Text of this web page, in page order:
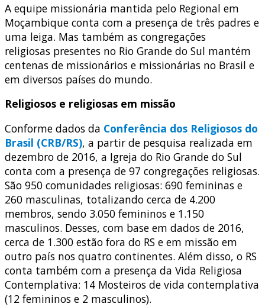
A equipe missionária mantida pelo Regional em
Moçambique conta com a presença de três padres e
uma leiga. Mas também as congregações
religiosas presentes no Rio Grande do Sul mantém
centenas de missionários e missionárias no Brasil e
em diversos países do mundo.
Religiosos e religiosas em missão
Conforme dados da Conferência dos Religiosos do
Brasil (CRB/RS), a partir de pesquisa realizada em
dezembro de 2016, a Igreja do Rio Grande do Sul
conta com a presença de 97 congregações religiosas.
São 950 comunidades religiosas: 690 femininas e
260 masculinas, totalizando cerca de 4.200
membros, sendo 3.050 femininos e 1.150
masculinos. Desses, com base em dados de 2016,
cerca de 1.300 estão fora do RS e em missão em
outro país nos quatro continentes. Além disso, o RS
conta também com a presença da Vida Religiosa
Contemplativa: 14 Mosteiros de vida contemplativa
(12 femininos e 2 masculinos).